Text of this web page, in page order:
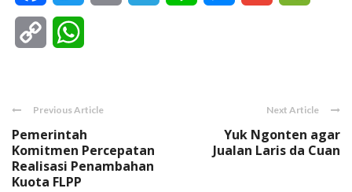
Copy
Previous Article
Pemerintah
Komitmen Percepatan
Realisasi Penambahan
Kuota FLPP
Next Article
Yuk Ngonten agar
Jualan Laris da Cuan